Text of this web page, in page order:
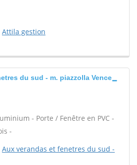
Attila gestion
du sud - m. piazzolla Vence
- Porte / Fenêtre en PVC -
-
Aux verandas et fenetres du sud -